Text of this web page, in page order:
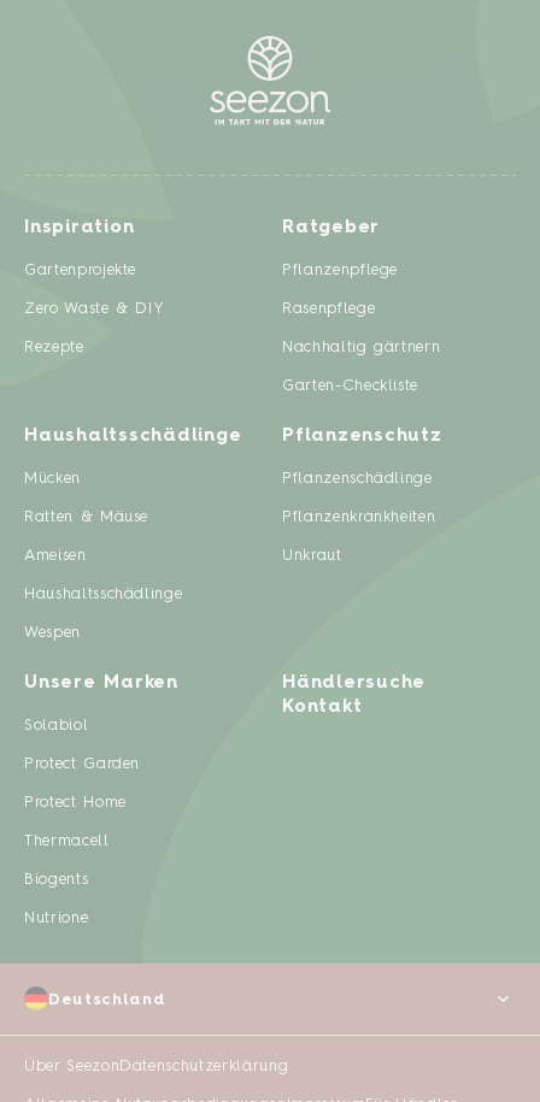
Inspiration
Gartenprojekte
Zero Waste & DIY
Rezepte
Ratgeber
Pflanzenpflege
Rasenpflege
Nachhaltig gärtnern
Garten-Checkliste
Haushaltsschädlinge
Mücken
Ratten & Mäuse
Ameisen
Haushaltsschädlinge
Wespen
Pflanzenschutz
Pflanzenschädlinge
Pflanzenkrankheiten
Unkraut
Unsere Marken
Solabiol
Protect Garden
Protect Home
Thermacell
Biogents
Nutrione
Händlersuche
Kontakt
Über SeezonDatenschutzerklärung
Deutschland